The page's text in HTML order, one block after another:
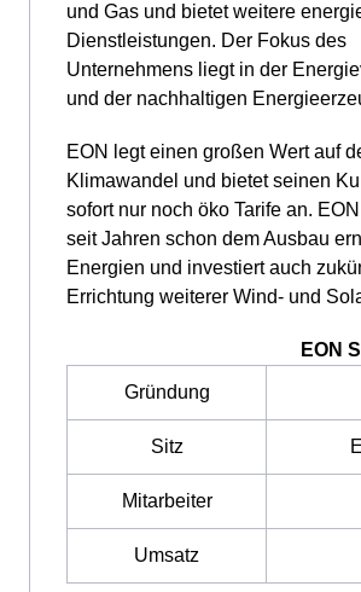
und Gas und bietet weitere
Dienstleistungen. Der Fokus des
Unternehmens liegt in der
und der nachhaltigen
EON legt einen großen Wert auf
Klimawandel und bietet seinen
sofort nur noch öko Tarife an.
seit Jahren schon dem Ausbau
Energien und investiert auch
Errichtung weiterer Wind- und
EON
Gründung
Sitz
Mitarbeiter
Umsatz